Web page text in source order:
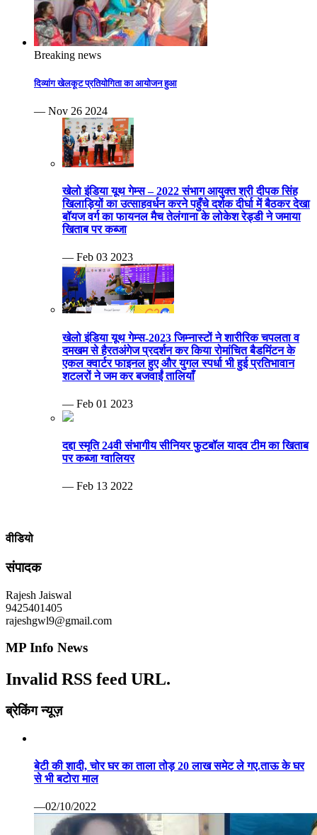
Breaking news
दिव्यांग खेलकूट प्रतियोगिता का आयोजन हुआ
— Nov 26 2024
खेलो इंडिया यूथ गेम्स – 2022 संभाग आयुक्त श्री दीपक सिंह
खिलाड़ियों का उत्साहवर्धन करने पहुँचे दर्शक दीर्घा में बैठकर देखा
बॉयज वर्ग का फायनल मैच तेलंगाना के लोकेश रेड्डी ने जमाया
खिताब पर कब्जा
— Feb 03 2023
खेलो इंडिया यूथ गेम्स-2023 जिम्नास्टों ने शारीरिक चपलता व
दमखम से हैरतअंगेज प्रदर्शन कर किया रोमांचित बैडमिंटन के
एकल क्वार्टर फाइनल हुए और युगल स्पर्धा भी हुई प्रतिभावान
शटलरों ने जम कर बजवाईं तालियाँ
— Feb 01 2023
दद्दा स्मृति 24वी संभागीय सीनियर फुटबॉल यादव टीम का खिताब
पर कब्जा ग्वालियर
— Feb 13 2022
वीडियो
संपादक
Rajesh Jaiswal
9425401405
rajeshgwl9@gmail.com
MP Info News
Invalid RSS feed URL.
ब्रेकिंग न्यूज़
बेटी की शादी, चोर घर का ताला तोड़ 20 लाख समेट ले गए.ताऊ के घर
से भी बटोरा माल
—02/10/2022